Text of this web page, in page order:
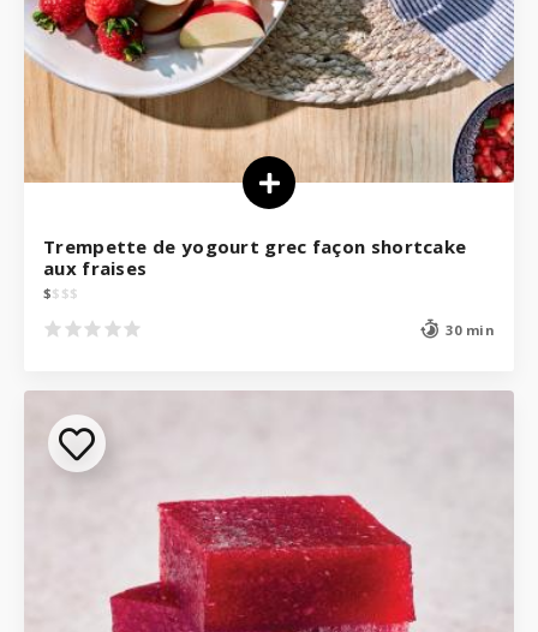
Trempette de yogourt grec façon shortcake
aux fraises
$$ $$
30 min